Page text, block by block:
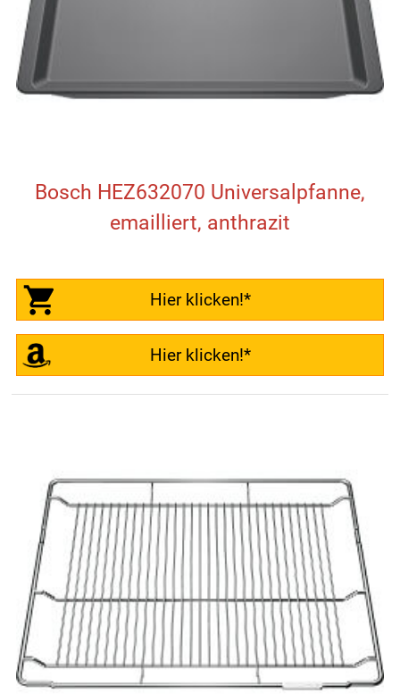
Bosch HEZ632070 Universalpfanne,
emailliert, anthrazit
Hier klicken!*
Hier klicken!*